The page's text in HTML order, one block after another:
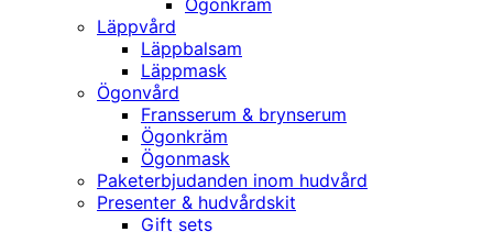
Ögonkräm
Läppvård
Läppbalsam
Läppmask
Ögonvård
Fransserum & brynserum
Ögonkräm
Ögonmask
Paketerbjudanden inom hudvård
Presenter & hudvårdskit
Gift sets